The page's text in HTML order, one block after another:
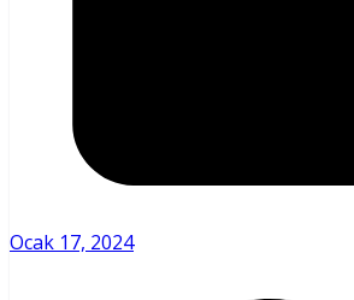
Ocak 17, 2024